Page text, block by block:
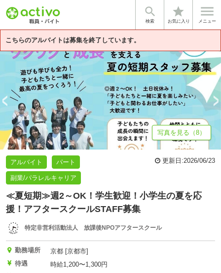

検索
star
お気に入り

メニュー
こちらのアルバイトは募集を終了しています。
基本情報 募集詳細 法人情報
写真を見る（8）
アルバイト パート
副業/パラレルキャリア
更新日:2026/06/23
≪夏短期≫週2～OK！学生歓迎！小学生の夏を応
援！アフタースクールSTAFF募集
特定非営利活動法人 放課後NPOアフタースクール
勤務場所
京都 [京都市]
待遇
時給1,200〜1,300円